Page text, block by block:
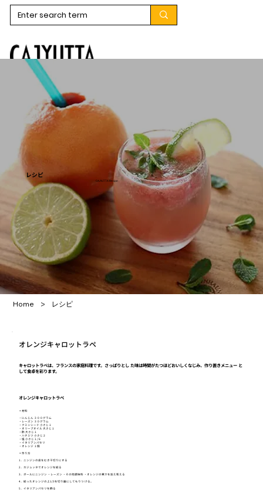
​レシピ
CAJYUTTA Recipe
Home > レシピ
オレンジキャロットラペ
キャロットラペは、フランスの家庭料理です。さっぱりとし た味は時間がたつほどおいしくなじみ、作り置きメニュー と
して食卓を彩ります。
オレンジキャロットラペ
▪️材料
・にんじん ３００グラム
・レーズン ３０グラム
・クミンシード 小さじ１
・オリーブオイル 大さじ１
・酢 大さじ１
・ハチミツ 小さじ２
・塩 小さじ１/６
・イタリアンパセリ
・オレンジ １個
▪️作り方
1．ニンジンの皮をむき千切りにする
2．カジュッタでオレンジを絞る
3．ボールにニンジン ・レーズン ・その他調味料 ・オレンジの果汁を加え和える
4．絞ったオレンジの上1/3を切り器にしてもりつ ける。
5．イタリアンパセリを飾る